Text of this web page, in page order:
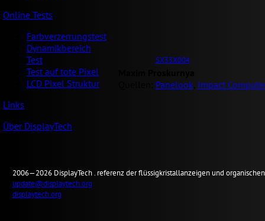
Online Tests
Farbverzerrungstest
Dynamikbereich
Test
Test auf tote Pixel
LCD Pixel Struktur
Links
Über DisplayTech
SX33X004
Panelook Impact
2006—2026 DisplayTech . referenz der flüssigkristallanzeigen und
update@displaytech.org
displaytech.org